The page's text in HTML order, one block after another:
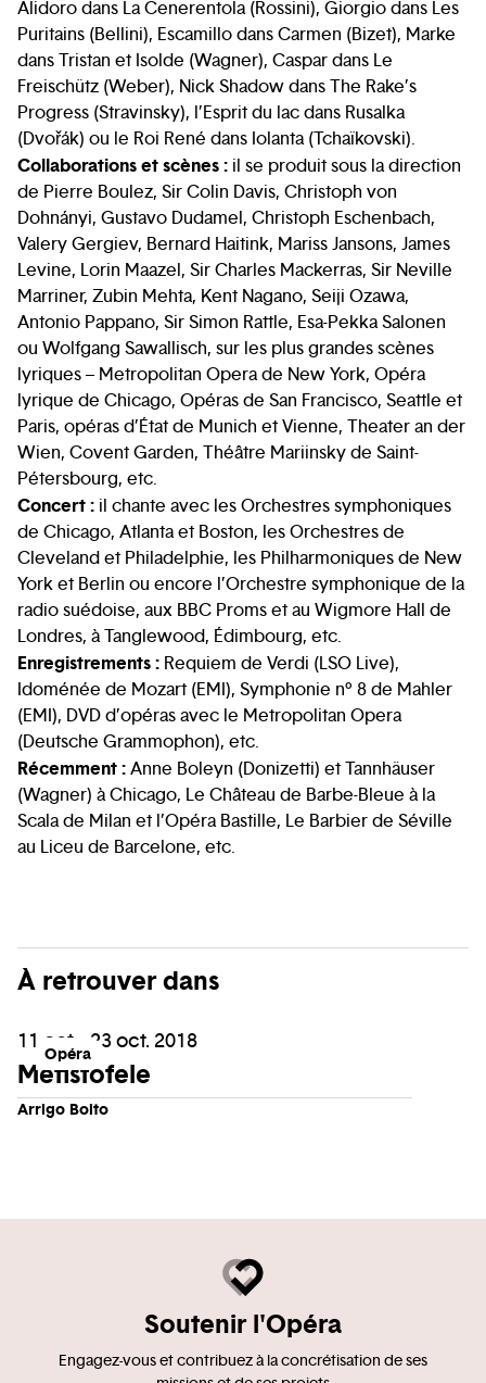
Alidoro dans La Cenerentola (Rossini), Giorgio dans Les
Puritains (Bellini), Escamillo dans Carmen (Bizet), Marke
dans Tristan et Isolde (Wagner), Caspar dans Le
Freischütz (Weber), Nick Shadow dans The Rake’s
Progress (Stravinsky), l’Esprit du lac dans Rusalka
(Dvořák) ou le Roi René dans Iolanta (Tchaïkovski).
Collaborations et scènes : il se produit sous la direction
de Pierre Boulez, Sir Colin Davis, Christoph von
Dohnányi, Gustavo Dudamel, Christoph Eschenbach,
Valery Gergiev, Bernard Haitink, Mariss Jansons, James
Levine, Lorin Maazel, Sir Charles Mackerras, Sir Neville
Marriner, Zubin Mehta, Kent Nagano, Seiji Ozawa,
Antonio Pappano, Sir Simon Rattle, Esa-Pekka Salonen
ou Wolfgang Sawallisch, sur les plus grandes scènes
lyriques – Metropolitan Opera de New York, Opéra
lyrique de Chicago, Opéras de San Francisco, Seattle et
Paris, opéras d’État de Munich et Vienne, Theater an der
Wien, Covent Garden, Théâtre Mariinsky de Saint-
Pétersbourg, etc.
Concert : il chante avec les Orchestres symphoniques
de Chicago, Atlanta et Boston, les Orchestres de
Cleveland et Philadelphie, les Philharmoniques de New
York et Berlin ou encore l’Orchestre symphonique de la
radio suédoise, aux BBC Proms et au Wigmore Hall de
Londres, à Tanglewood, Édimbourg, etc.
Enregistrements : Requiem de Verdi (LSO Live),
Idoménée de Mozart (EMI), Symphonie n° 8 de Mahler
(EMI), DVD d’opéras avec le Metropolitan Opera
(Deutsche Grammophon), etc.
Récemment :Anne Boleyn (Donizetti) et Tannhäuser
(Wagner) à Chicago, Le Château de Barbe-Bleue à la
Scala de Milan et l’Opéra Bastille, Le Barbier de Séville
au Liceu de Barcelone, etc.
À retrouver dans
Opéra
11 oct. - 23 oct. 2018
Mefistofele
Arrigo Boito
Soutenir l'Opéra
Engagez-vous et contribuez à la concrétisation de ses